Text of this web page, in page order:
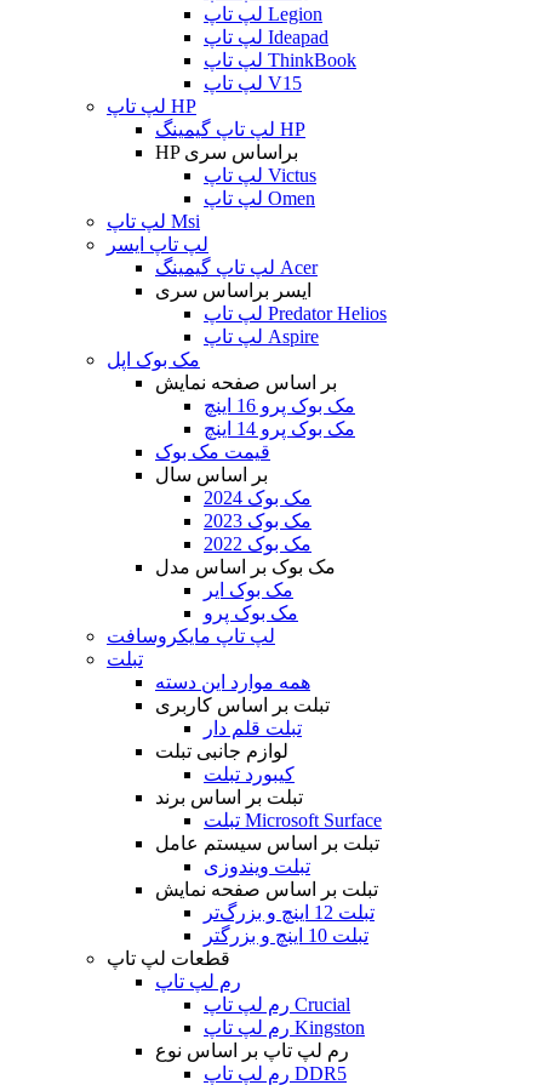
لپ تاپ Legion
لپ تاپ Ideapad
لپ تاپ ThinkBook
لپ تاپ V15
لپ تاپ HP
لپ تاپ گیمینگ HP
HP براساس سری
لپ تاپ Victus
لپ تاپ Omen
لپ تاپ Msi
لپ تاپ ایسر
لپ تاپ گیمینگ Acer
ایسر براساس سری
لپ تاپ Predator Helios
لپ تاپ Aspire
مک بوک اپل
بر اساس صفحه نمایش
مک بوک پرو 16 اینچ
مک بوک پرو 14 اینچ
قیمت مک بوک
بر اساس سال
مک بوک 2024
مک بوک 2023
مک بوک 2022
مک بوک بر اساس مدل
مک بوک ایر
مک بوک پرو
لپ تاپ مایکروسافت
تبلت
همه موارد این دسته
تبلت بر اساس کاربری
تبلت قلم دار
لوازم جانبی تبلت
کیبورد تبلت
تبلت بر اساس برند
تبلت Microsoft Surface
تبلت بر اساس سیستم عامل
تبلت ویندوزی
تبلت بر اساس صفحه نمایش
تبلت 12 اینچ و بزرگ‌تر
تبلت 10 اینچ و بزرگتر
قطعات لپ تاپ
رم لپ تاپ
رم لپ تاپ Crucial
رم لپ تاپ Kingston
رم لپ تاپ بر اساس نوع
رم لپ تاپ DDR5